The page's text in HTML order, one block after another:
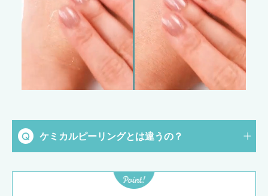
ケミカルピーリングとは違うの？